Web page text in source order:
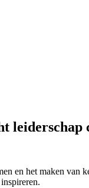
leiderschap
en het maken van